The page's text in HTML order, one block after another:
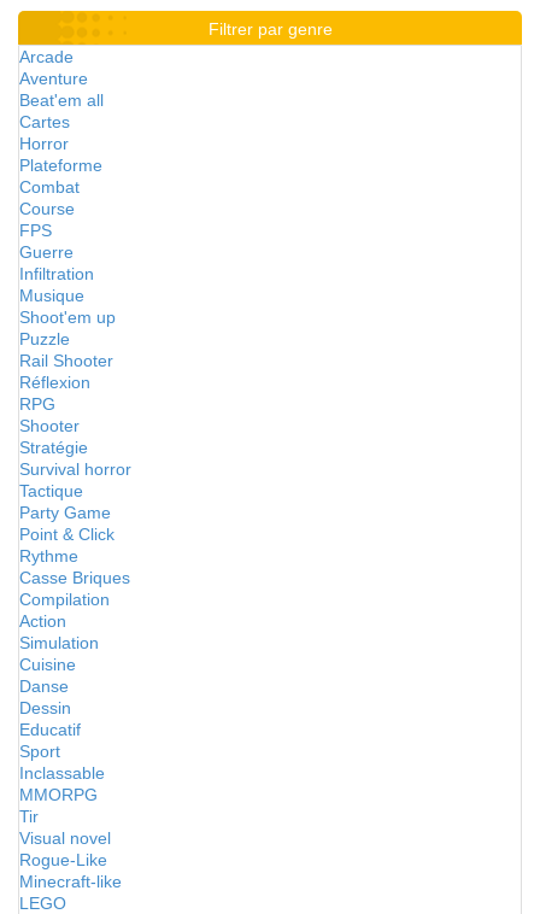
Filtrer par genre
Arcade
Aventure
Beat'em all
Cartes
Horror
Plateforme
Combat
Course
FPS
Guerre
Infiltration
Musique
Shoot'em up
Puzzle
Rail Shooter
Réflexion
RPG
Shooter
Stratégie
Survival horror
Tactique
Party Game
Point & Click
Rythme
Casse Briques
Compilation
Action
Simulation
Cuisine
Danse
Dessin
Educatif
Sport
Inclassable
MMORPG
Tir
Visual novel
Rogue-Like
Minecraft-like
LEGO